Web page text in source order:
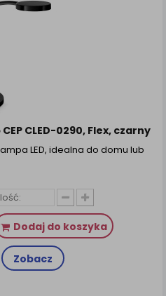
CLED-0290, Flex, czarny
LED, idealna do domu lub
Dodaj do koszyka
Zobacz